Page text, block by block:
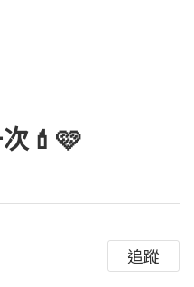
💄🩷
追蹤